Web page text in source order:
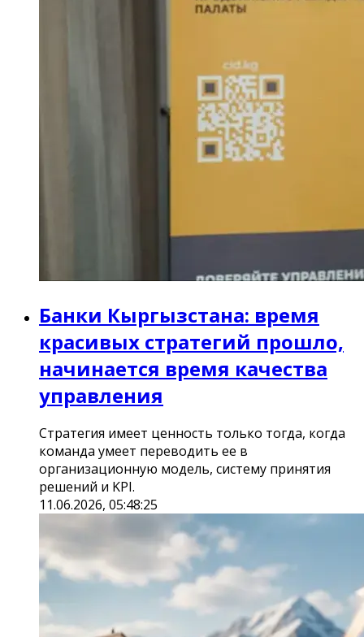
Банки Кыргызстана: время
красивых стратегий прошло,
начинается время качества
управления
Стратегия имеет ценность только тогда, когда
команда умеет переводить ее в
организационную модель, систему принятия
решений и KPI.
11.06.2026, 05:48:25